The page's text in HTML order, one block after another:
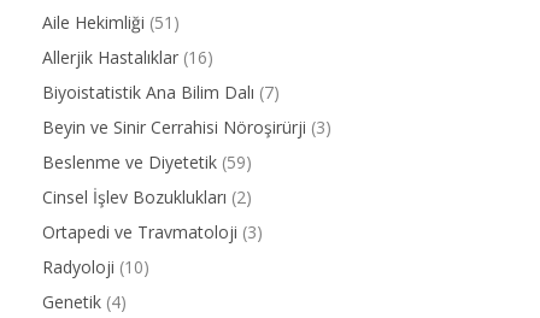
Aile Hekimliği (51)
Allerjik Hastalıklar (16)
Biyoistatistik Ana Bilim Dalı (7)
Beyin ve Sinir Cerrahisi Nöroşirürji (3)
Beslenme ve Diyetetik (59)
Cinsel İşlev Bozuklukları (2)
Ortapedi ve Travmatoloji (3)
Radyoloji (10)
Genetik (4)